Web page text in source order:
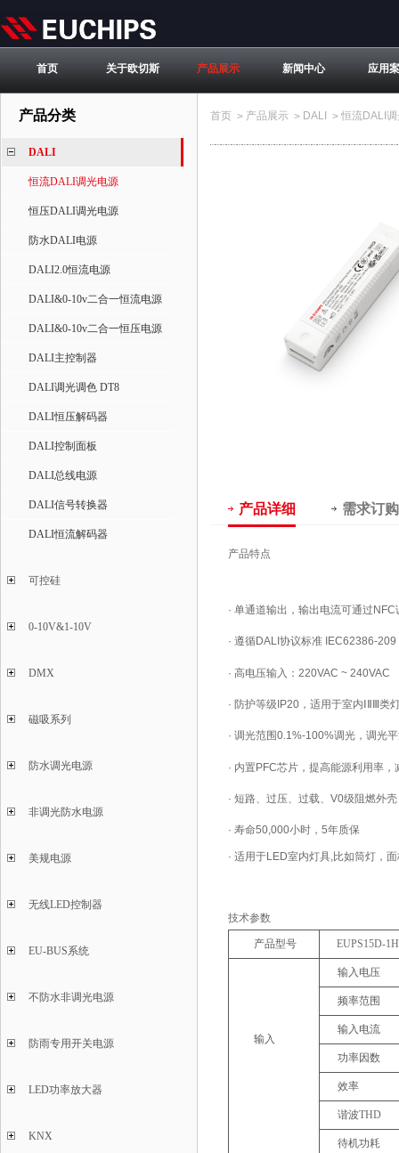
首页 关于欧切斯 产品展示 新闻中心 应用
产品分类
DALI
恒流DALI调光电源
恒压DALI调光电源
防水DALI电源
DALI2.0恒流电源
DALI&0-10v二合一恒流电源
DALI&0-10v二合一恒压电源
DALI主控制器
DALI调光调色 DT8
DALI恒压解码器
DALI控制面板
DALI总线电源
DALI信号转换器
DALI恒流解码器
可控硅
0-10V&1-10V
DMX
磁吸系列
防水调光电源
非调光防水电源
美规电源
无线LED控制器
EU-BUS系统
不防水非调光电源
防雨专用开关电源
LED功率放大器
KNX
首页 > 产品展示 > DALI > 恒流DALI
产品详细 需求订购
产品特点
·单通道输出，输出电流可通过NFC
·遵循DALI协议标准 IEC62386-209
·高电压输入：220VAC ~ 240VAC
· 防护等级IP20 ，适用于室内 ⅠⅡⅢ类
·调光范围0.1%-100%调光，调光
· 内置PFC芯片，提高能源利用率，
·短路、过压、过载、V0级阻燃外壳
·寿命50,000小时，5年质保
·适用于LED室内灯具,比如筒灯，
技术参数
产品型号 EUPS15D-
输入
输入电压
频率范围
输入电流
功率因数
效率
谐波THD
待机功耗